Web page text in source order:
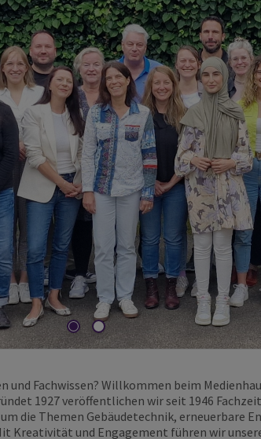
und Fachwissen? Willkommen beim
1927 veröffentlichen wir seit 1946
die Themen Gebäudetechnik, erneuerbare
Kreativität und Engagement führen wir